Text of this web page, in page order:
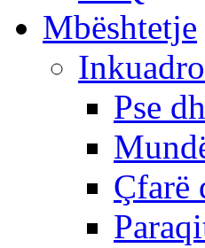
Mbështetje
Pse
Çfarë